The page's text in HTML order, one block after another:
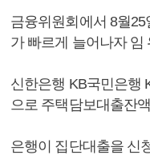
금융위원회에서 8월
가 빠르게 늘어나자 임
신한은행 KB국민은행
으로 주택담보대출잔
은행이 집단대출을 신